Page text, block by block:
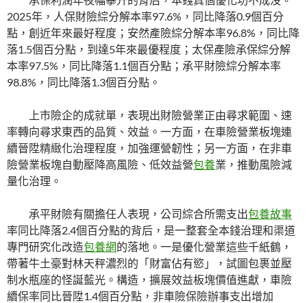
2025年，人保財險綜分解本率97.6%，同比降落0.9個百分
點，創近年來最好程度；安然產險綜分解本率96.8%，同比降
落1.5個百分點，到達5年來最優程度；太保產險承保綜分解
本率97.5%，同比降落1.1個百分點；承平財險綜分解本率
98.8%，同比降落1.3個百分點。
上市險企的成就單，表現出財險營業正由尋求範圍、速
率轉向尋求東西的品質、效益。一方面，在車險營業板塊連
續晉陞精緻化治理程度，加強運營韌性；另一方面，在非車
險營業板塊自動壓降高風險、低效益營包養業，推動風險減
量化治理。
承平財險有關擔任人表現，公司綜合所需支出包養故事
率同比降落2.4個百分點的背后，是一整套全本錢治理和渠道
專門研究化改造包養網的落地。一是優化營業這些千紙鶴，
帶著牛土豪對林天秤濃烈的「財富佔有慾」，試圖包裹並壓
制水瓶座的怪誕藍光。構造，擴展效益板塊價值進獻，車險
續保率同比晉陞1.4個百分點，非車險保險辦事支出增加